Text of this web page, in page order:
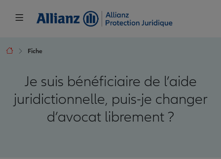
Fiche
Je suis bénéficiaire de l’aide
juridictionnelle, puis-je changer
d’avocat librement ?